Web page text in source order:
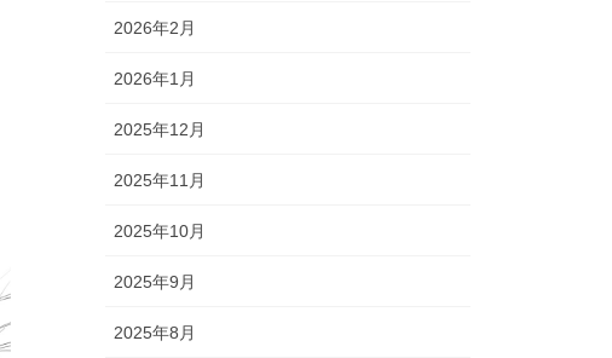
2026年2月
2026年1月
2025年12月
2025年11月
2025年10月
2025年9月
2025年8月